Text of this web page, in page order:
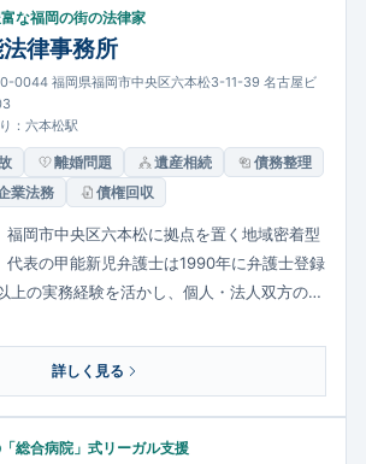
ます。
な福岡の街の法律家
律事務所
0044 福岡県福岡市中央区六本松3-11-39 名古屋ビ
：六本松駅
離婚問題 遺産相続
債務整理
業法務 債権回収
福岡市中央区六本松に拠点を置く地域密着型
代表の甲能新児弁護士は1990年に弁護士登録
上の実務経験を活かし、個人・法人双方の法
います。一般民事から債務整理、交通事故、
題、刑事・少年事件まで幅広い分野を取り扱
確な解決策の提示を重視する姿勢が特徴で
詳しく見る
総合病院」式リーガル支援